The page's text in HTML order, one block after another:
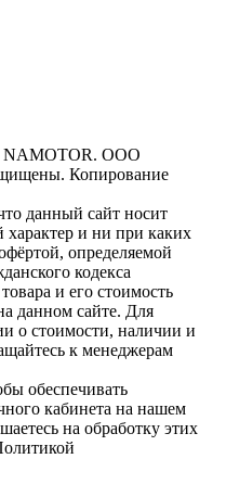
NAMOTOR. ООО
Копирование
данный сайт носит
и ни при каких
определяемой
кодекса
и его стоимость
данном сайте. Для
о стоимости, наличии и
к менеджерам
обеспечивать
кабинета на нашем
на обработку этих